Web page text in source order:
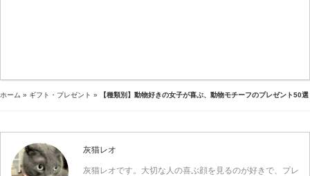
ホーム » ギフト・プレゼント » 【種類別】動物好きの女子が喜ぶ、動物モチーフのプレゼント50選
灰猫レオ
灰猫レオです。大切な人の喜ぶ顔を見るのが好きで、プレ